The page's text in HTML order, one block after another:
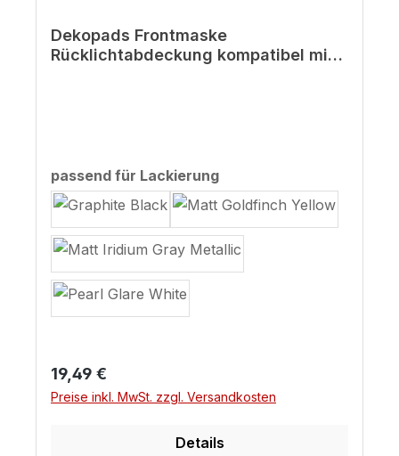
Dekopads Frontmaske
Rücklichtabdeckung kompatibel mit
passend für Lackierungauswählen
Regulärer Preis:
19,49 €
Preise inkl. MwSt. zzgl. Versandkosten
Details